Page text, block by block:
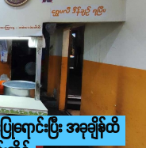
ောင်းပြီး အခုချိန်ထိ